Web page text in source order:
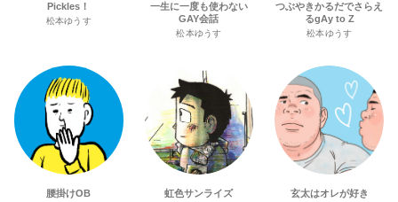
Pickles！
松本ゆうす
一生に一度も使わない
GAY会話
松本ゆうす
つぶやきかるだでさらえ
るgAy to Z
松本ゆうす
腰掛けOB 虹色サンライズ 玄太はオレが好き